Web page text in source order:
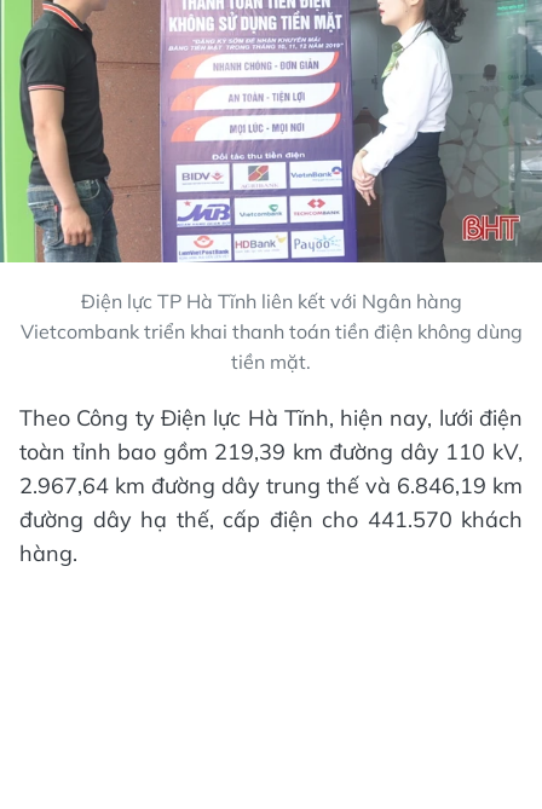
Điện lực TP Hà Tĩnh liên kết với Ngân hàng
Vietcombank triển khai thanh toán tiền điện không dùng
tiền mặt.
Theo Công ty Điện lực Hà Tĩnh, hiện nay, lưới điện
toàn tỉnh bao gồm 219,39 km đường dây 110 kV,
2.967,64 km đường dây trung thế và 6.846,19 km
đường dây hạ thế, cấp điện cho 441.570 khách
hàng.